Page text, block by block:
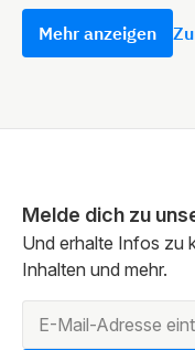
Mehr anzeigen
Melde dich zu
Und erhalte Infos zu
Inhalten und mehr.